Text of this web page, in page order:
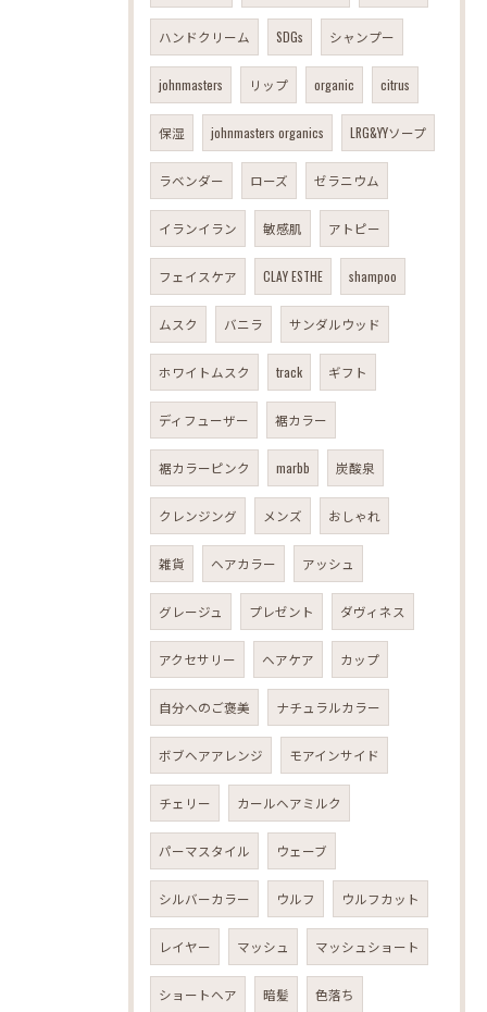
ハンドクリーム SDGs シャンプー
johnmasters リップ organic citrus
保湿 johnmasters organics LRG&YYソープ
ラベンダー ローズ ゼラニウム
イランイラン 敏感肌 アトピー
フェイスケア CLAY ESTHE shampoo
ムスク バニラ サンダルウッド
ホワイトムスク track ギフト
ディフューザー 裾カラー
裾カラーピンク marbb 炭酸泉
クレンジング メンズ おしゃれ
雑貨 ヘアカラー アッシュ
グレージュ プレゼント ダヴィネス
アクセサリー ヘアケア カップ
自分へのご褒美 ナチュラルカラー
ボブヘアアレンジ モアインサイド
チェリー カールヘアミルク
パーマスタイル ウェーブ
シルバーカラー ウルフ ウルフカット
レイヤー マッシュ マッシュショート
ショートヘア 暗髪 色落ち